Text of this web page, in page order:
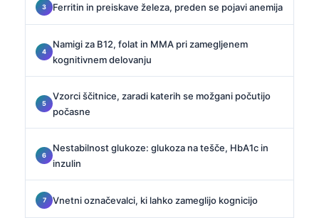
Ferritin in preiskave železa, preden se pojavi anemija
Namigi za B12, folat in MMA pri zamegljenem
kognitivnem delovanju
Vzorci ščitnice, zaradi katerih se možgani počutijo
počasne
Nestabilnost glukoze: glukoza na tešče, HbA1c in
inzulin
Vnetni označevalci, ki lahko zameglijo kognicijo